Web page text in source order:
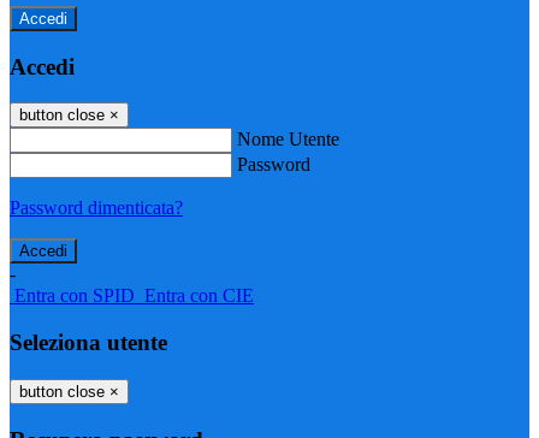
Accedi
Accedi
button close ×
Nome Utente
Password
Password dimenticata?
-
Entra con SPID Entra con CIE
Seleziona utente
button close ×